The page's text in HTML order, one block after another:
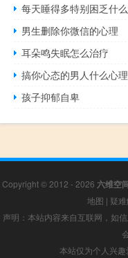
每天睡得多特别困乏什
男生删除你微信的心理
耳朵鸣失眠怎么治疗
搞你心态的男人什么心理
孩子抑郁自卑
Copyright © 2012 - 2026 六维空
地图 | 疑
声明：本站内容来自互联网，如
本站仅为个人兴